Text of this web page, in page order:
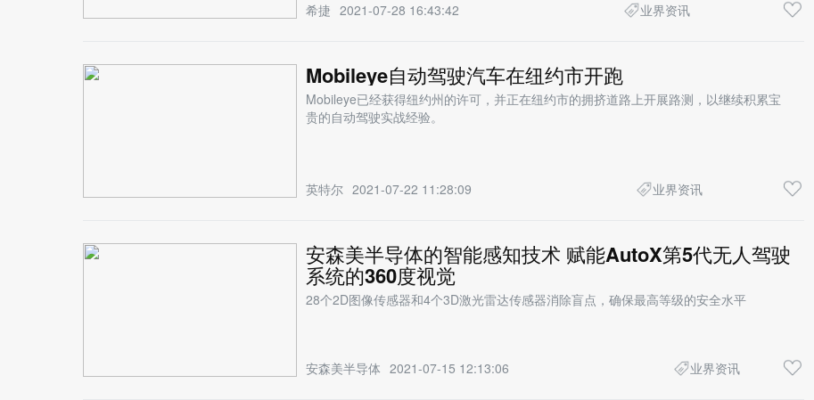
希捷 2021-07-28 16:43:42 业界资讯
Mobileye自动驾驶汽车在纽约市开跑
Mobileye已经获得纽约州的许可，并正在纽约市的拥挤道路上开展路测，以继续积累宝
贵的自动驾驶实战经验。
英特尔 2021-07-22 11:28:09 业界资讯
安森美半导体的智能感知技术 赋能AutoX第5代无人驾驶
系统的360度视觉
28个2D图像传感器和4个3D激光雷达传感器消除盲点，确保最高等级的安全水平
安森美半导体 2021-07-15 12:13:06 业界资讯